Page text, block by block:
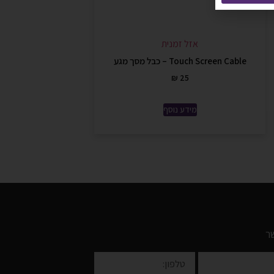
אזל זמנית
Touch Screen Cable – כבל מסך מגע
₪ 25
מידע נוסף